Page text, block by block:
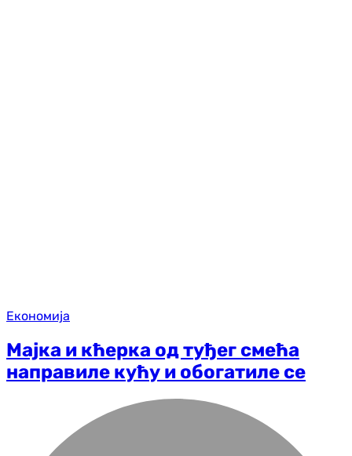
Економија
Мајка и кћерка од туђег смећа
направиле кућу и обогатиле се